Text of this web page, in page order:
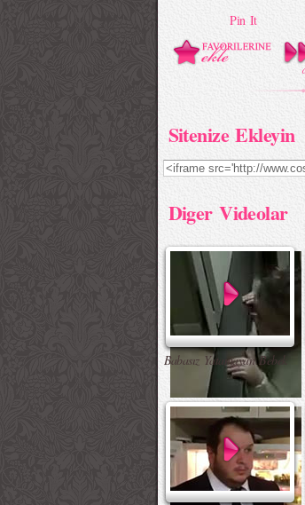
Pin It
Sitenize Ekleyin
Diger Videolar
Babasız Yatamayan Bebek